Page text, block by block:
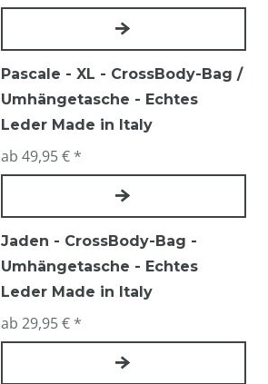
Pascale - XL - CrossBody-Bag /
Umhängetasche - Echtes
Leder Made in Italy
ab 49,95 € *
Jaden - CrossBody-Bag -
Umhängetasche - Echtes
Leder Made in Italy
ab 29,95 € *